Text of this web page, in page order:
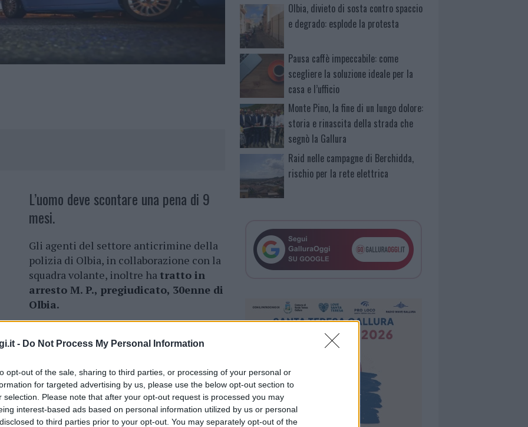
- Do Not Process My Personal Information
opt-out of the sale, sharing to third parties, or processing of your personal or
for targeted advertising by us, please use the below opt-out section to
selection. Please note that after your opt-out request is processed you may
interest-based ads based on personal information utilized by us or personal
to third parties prior to your opt-out. You may separately opt-out of the
L’uomo deve scontare una pena di 9
mesi.
Gli agenti del settore anticrimine della
polizia di Olbia, in collaborazione con la
squadra volante, inoltre ha tratto in
arresto M. P., pregiudicato, 30enne di
Olbia.
di circa 9 mesi di reclusione per spaccio
di una serie di furti,
dopo le formalità di rito, l’uomo è stato
Olbia, divieto di sosta contro spaccio
e degrado: esplode la protesta
Pausa caffè impeccabile: come
scegliere la soluzione ideale per la
casa e l’ufficio
Monte Pino, la fine di un lungo dolore:
storia e rinascita della strada che
segnò la Gallura
Raid nelle campagne di Berchidda,
rischio per la rete elettrica